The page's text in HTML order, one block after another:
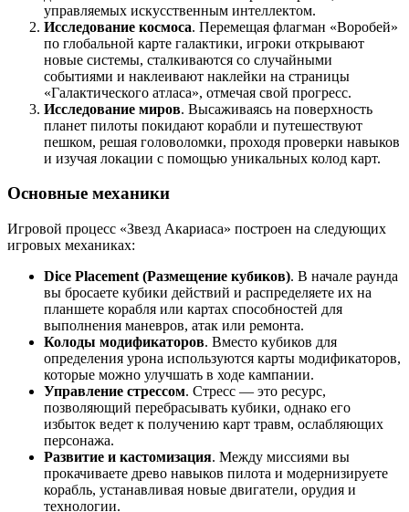
управляемых искусственным интеллектом.
Исследование космоса. Перемещая флагман «Воробей»
по глобальной карте галактики, игроки открывают
новые системы, сталкиваются со случайными
событиями и наклеивают наклейки на страницы
«Галактического атласа», отмечая свой прогресс.
Исследование миров. Высаживаясь на поверхность
планет пилоты покидают корабли и путешествуют
пешком, решая головоломки, проходя проверки навыков
и изучая локации с помощью уникальных колод карт.
Основные механики
Игровой процесс «Звезд Акариаса» построен на следующих
игровых механиках:
Dice Placement (Размещение кубиков). В начале раунда
вы бросаете кубики действий и распределяете их на
планшете корабля или картах способностей для
выполнения маневров, атак или ремонта.
Колоды модификаторов. Вместо кубиков для
определения урона используются карты модификаторов,
которые можно улучшать в ходе кампании.
Управление стрессом. Стресс — это ресурс,
позволяющий перебрасывать кубики, однако его
избыток ведет к получению карт травм, ослабляющих
персонажа.
Развитие и кастомизация. Между миссиями вы
прокачиваете древо навыков пилота и модернизируете
корабль, устанавливая новые двигатели, орудия и
технологии.